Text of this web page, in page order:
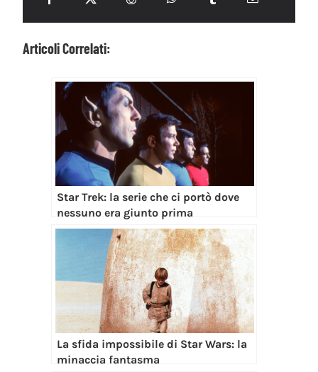
Articoli Correlati:
Star Trek: la serie che ci portò dove
nessuno era giunto prima
La sfida impossibile di Star Wars: la
minaccia fantasma